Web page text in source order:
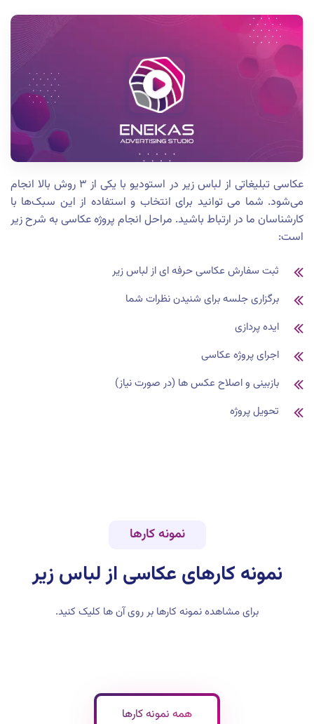
عکاسی تبلیغاتی از لباس زیر در استودیو با یکی از ۳ روش بالا انجام
می‌شود. شما می توانید برای انتخاب و استفاده از این سبک‌ها با
کارشناسان ما در ارتباط باشید. مراحل انجام پروژه عکاسی به شرح زیر
است:
ثبت سفارش عکاسی حرفه ای از لباس زیر
برگزاری جلسه برای شنیدن نظرات شما
ایده پردازی
اجرای پروژه عکاسی
بازبینی و اصلاح عکس ها (در صورت نیاز)
تحویل پروژه
نمونه کارها
نمونه کارهای عکاسی از لباس زیر
برای مشاهده نمونه کارها بر روی آن ها کلیک کنید.
عکاسی ازکالای پزشکی با مانکن نامرئی
همه نمونه کارها